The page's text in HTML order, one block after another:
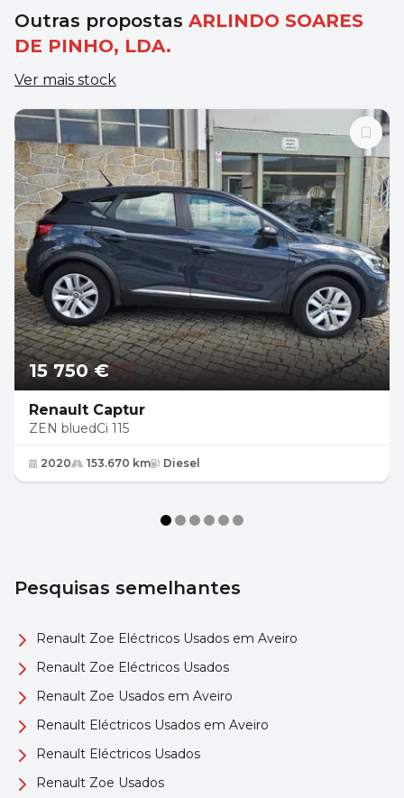
Outras propostas ARLINDO SOARES
DE PINHO, LDA.
Ver mais stock
15 750 €
Renault Captur
ZEN bluedCi 115
2020 153.670 km Diesel
Pesquisas semelhantes
Renault Zoe Eléctricos Usados em Aveiro
Renault Zoe Eléctricos Usados
Renault Zoe Usados em Aveiro
Renault Eléctricos Usados em Aveiro
Renault Eléctricos Usados
Renault Zoe Usados